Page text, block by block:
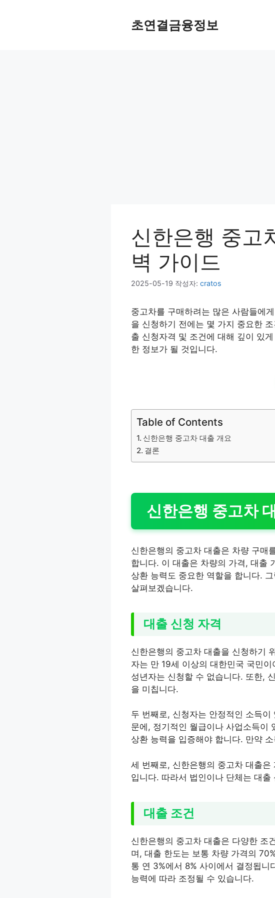
초연결금융정보
신한은행 중고
벽 가이드
2025-05-19 작성자: cratos
중고차를 구매하려는 많은 사람들에
을 신청하기 전에는 몇 가지 중요한
출 신청자격 및 조건에 대해 깊이 있
한 정보가 될 것입니다.
Table of Contents
신한은행 중고차 대출 개요
결론
신한은행 중고차
신한은행의 중고차 대출은 차량 구매
합니다. 이 대출은 차량의 가격, 대출
상환 능력도 중요한 역할을 합니다.
살펴보겠습니다.
대출 신청 자격
신한은행의 중고차 대출을 신청하기
자는 만 19세 이상의 대한민국 국민
성년자는 신청할 수 없습니다. 또한,
을 미칩니다.
두 번째로, 신청자는 안정적인 소득
문에, 정기적인 월급이나 사업소득이
상환 능력을 입증해야 합니다. 만약
세 번째로, 신한은행의 중고차 대출
입니다. 따라서 법인이나 단체는 대
대출 조건
신한은행의 중고차 대출은 다양한 조
며, 대출 한도는 보통 차량 가격의
통 연 3%에서 8% 사이에서 결정됩
능력에 따라 조정될 수 있습니다.